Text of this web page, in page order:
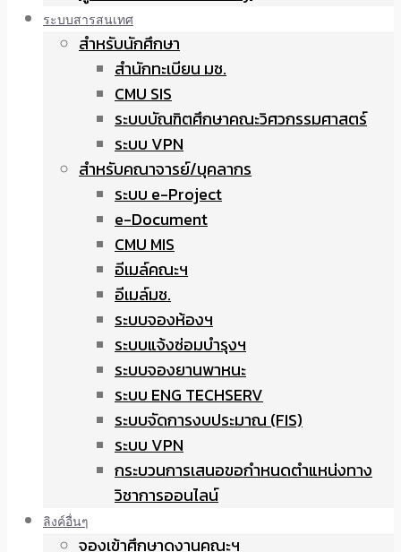
ระบบสารสนเทศ
สำหรับนักศึกษา
สำนักทะเบียน มช.
CMU SIS
ระบบบัณฑิตศึกษาคณะวิศวกรรมศาสตร์
ระบบ VPN
สำหรับคณาจารย์/บุคลากร
ระบบ e-Project
e-Document
CMU MIS
อีเมล์คณะฯ
อีเมล์มช.
ระบบจองห้องฯ
ระบบแจ้งซ่อมบำรุงฯ
ระบบจองยานพาหนะ
ระบบ ENG TECHSERV
ระบบจัดการงบประมาณ (FIS)
ระบบ VPN
กระบวนการเสนอขอกำหนดตำแหน่งทาง
วิชาการออนไลน์
ลิงค์อื่นๆ
จองเข้าศึกษาดูงานคณะฯ